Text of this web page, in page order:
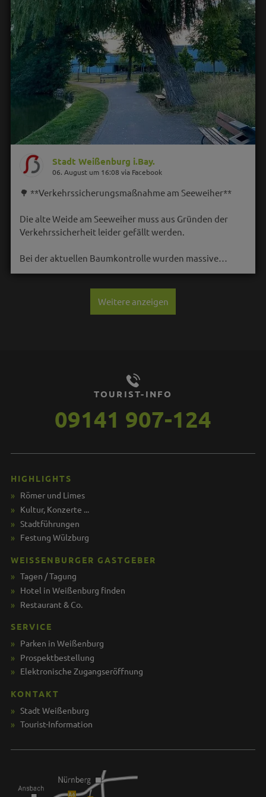
Stadt Weißenburg i.Bay.
06. August um 16:08 via Facebook
🌳 **Verkehrssicherungsmaßnahme am Seeweiher**
Die alte Weide am Seeweiher muss aus Gründen der
Verkehrssicherheit leider gefällt werden.
Bei der aktuellen Baumkontrolle wurden massive…
Weitere anzeigen
TOURIST-INFO
09141 907-124
HIGHLIGHTS
Römer und Limes
Kultur, Konzerte ...
Stadtführungen
Festung Wülzburg
WEISSENBURGER GASTGEBER
Tagen / Tagung
Hotel in Weißenburg finden
Restaurant & Co.
SERVICE
Parken in Weißenburg
Prospektbestellung
Elektronische Zugangseröffnung
KONTAKT
Stadt Weißenburg
Tourist-Information